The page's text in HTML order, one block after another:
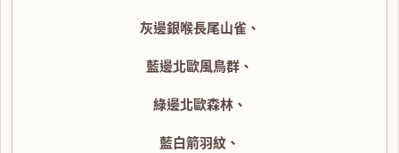
灰邊銀喉長尾山雀、
藍邊北歐風鳥群、
綠邊北歐森林、
藍白箭羽紋、